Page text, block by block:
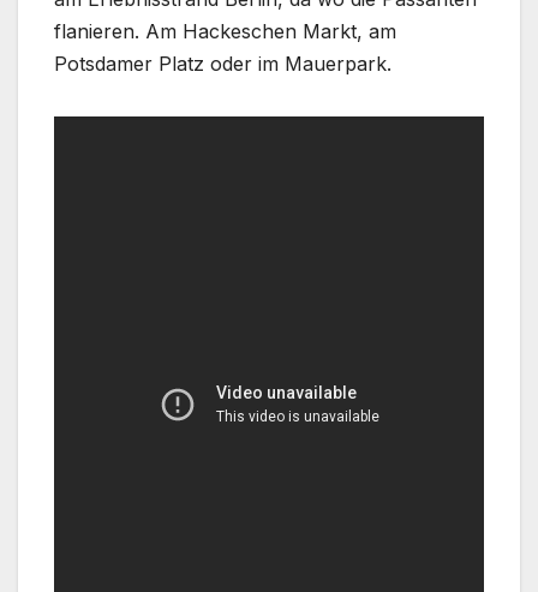
flanieren. Am Hackeschen Markt, am
Potsdamer Platz oder im Mauerpark.